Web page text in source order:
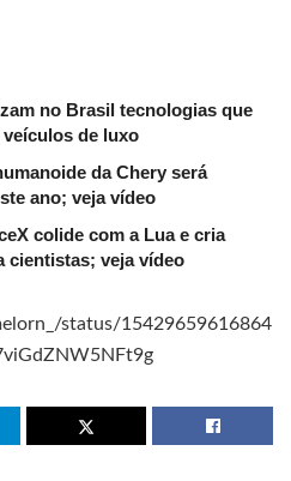
no Brasil tecnologias que
de luxo
da Chery será
ano; veja vídeo
colide com a Lua e cria
cientistas; veja vídeo
status/15429659616864